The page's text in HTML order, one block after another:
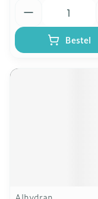
Bestel